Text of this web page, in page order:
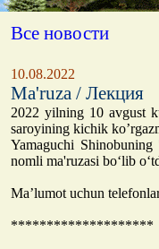
Все новости
10.08.2022
Ma'ruza / Лекция
2022 yilning 10 avgust
saroyining kichik
Yamaguchi
nomli ma'ruzasi bo‘lib
Ma’lumot uchun
********************